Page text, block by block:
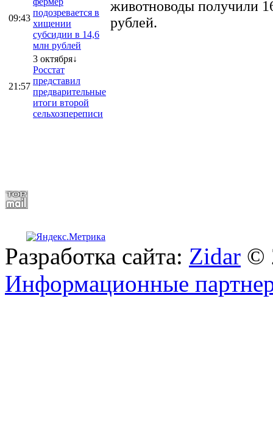
09:43
подозревается в
хищении
субсидии в 14,6
млн рублей
21:57
3 октября↓
Росстат
представил
предварительные
итоги второй
сельхозпереписи
животноводы получили
рублей.
Разработка сайта: Zidar ©
Информационные